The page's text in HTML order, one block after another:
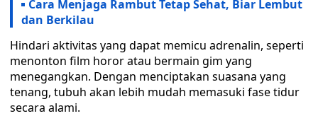
Cara Menjaga Rambut Tetap Sehat, Biar Lembut
dan Berkilau
Hindari aktivitas yang dapat memicu adrenalin, seperti
menonton film horor atau bermain gim yang
menegangkan. Dengan menciptakan suasana yang
tenang, tubuh akan lebih mudah memasuki fase tidur
secara alami.